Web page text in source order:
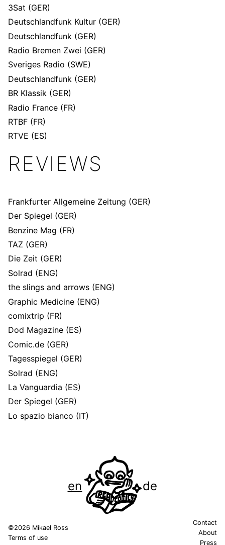
3Sat (GER)
Deutschlandfunk Kultur (GER)
Deutschlandfunk (GER)
Radio Bremen Zwei (GER)
Sveriges Radio (SWE)
Deutschlandfunk (GER)
BR Klassik (GER)
Radio France (FR)
RTBF (FR)
RTVE (ES)
REVIEWS
Frankfurter Allgemeine Zeitung (GER)
Der Spiegel (GER)
Benzine Mag (FR)
TAZ (GER)
Die Zeit (GER)
Solrad (ENG)
the slings and arrows (ENG)
Graphic Medicine (ENG)
comixtrip (FR)
Dod Magazine (ES)
Comic.de (GER)
Tagesspiegel (GER)
Solrad (ENG)
La Vanguardia (ES)
Der Spiegel (GER)
Lo spazio bianco (IT)
©2026 Mikael Ross
Terms of use
de
en
Contact
About
Press